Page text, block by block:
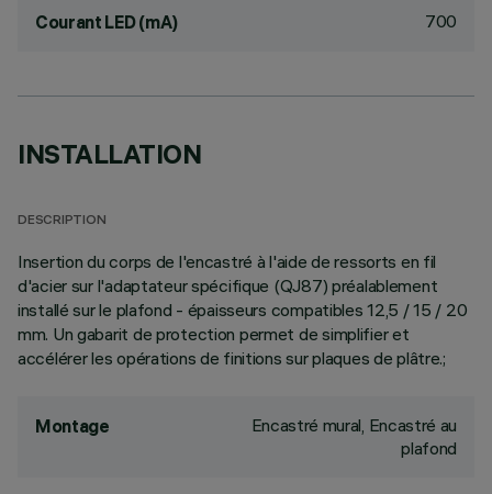
Courant LED (mA) 700
INSTALLATION
DESCRIPTION
Insertion du corps de l'encastré à l'aide de ressorts en fil
d'acier sur l'adaptateur spécifique (QJ87) préalablement
installé sur le plafond - épaisseurs compatibles 12,5 / 15 / 20
mm. Un gabarit de protection permet de simplifier et
accélérer les opérations de finitions sur plaques de plâtre.;
Montage
Encastré mural, Encastré au
plafond